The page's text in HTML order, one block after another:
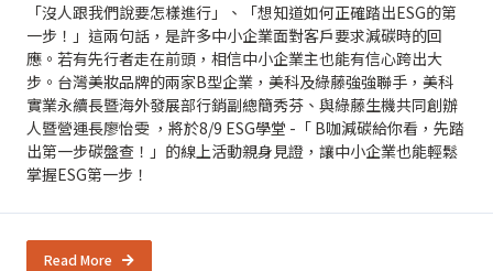
「沒人跟我們說要怎樣進行」、「想知道如何正確踏出ESG的第
一步！」這兩句話，是許多中小企業面對客戶要求減碳時的回
應。若有先行者走在前頭，相信中小企業主也能有信心跨出大
步。台灣美妝品牌的兩家B型企業，美科及綠藤強強聯手，美科
實業永續長暨海外發展部行銷副總簡秀芬、與綠藤生機共同創辦
人暨營運長廖怡雯 ，將於8/9 ESG學堂 -「 B咖減碳給你看，先踏
出第一步碳盤查！」的線上活動親身見證，讓中小企業也能輕鬆
掌握ESG第一步！
Read More